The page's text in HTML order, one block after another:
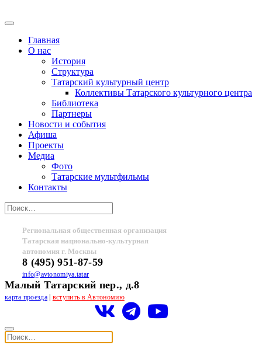
Главная
О нас
История
Структура
Татарский культурный центр
Коллективы Татарского культурного центра
Библиотека
Партнеры
Новости и события
Афиша
Проекты
Медиа
Фото
Татарские мультфильмы
Контакты
Региональная общественная организация
Татарская национально-культурная
автономия г. Москвы
8 (495) 951-87-59
info@avtonomiya.tatar
Малый Татарский пер., д.8
карта проезда| вступить в Автономию